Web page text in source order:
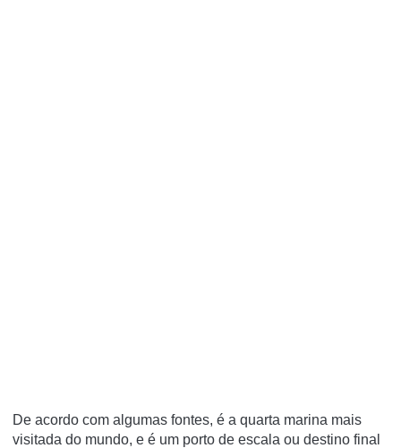
De acordo com algumas fontes, é a quarta marina mais
visitada do mundo, e é um porto de escala ou destino final